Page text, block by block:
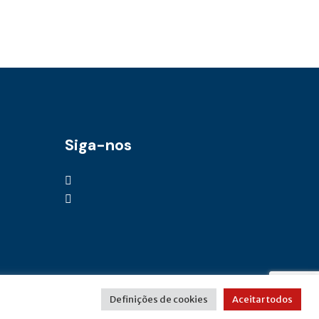
Siga-nos
Definições de cookies Aceitar todos